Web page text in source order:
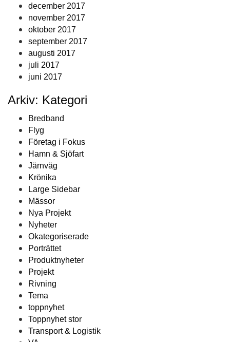
december 2017
november 2017
oktober 2017
september 2017
augusti 2017
juli 2017
juni 2017
Arkiv: Kategori
Bredband
Flyg
Företag i Fokus
Hamn & Sjöfart
Järnväg
Krönika
Large Sidebar
Mässor
Nya Projekt
Nyheter
Okategoriserade
Porträttet
Produktnyheter
Projekt
Rivning
Tema
toppnyhet
Toppnyhet stor
Transport & Logistik